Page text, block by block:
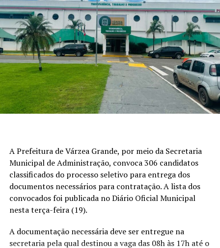
A Prefeitura de Várzea Grande, por meio da Secretaria
Municipal de Administração, convoca 306 candidatos
classificados do processo seletivo para entrega dos
documentos necessários para contratação. A lista dos
convocados foi publicada no Diário Oficial Municipal
nesta terça-feira (19).
A documentação necessária deve ser entregue na
secretaria pela qual destinou a vaga das 08h às 17h até o